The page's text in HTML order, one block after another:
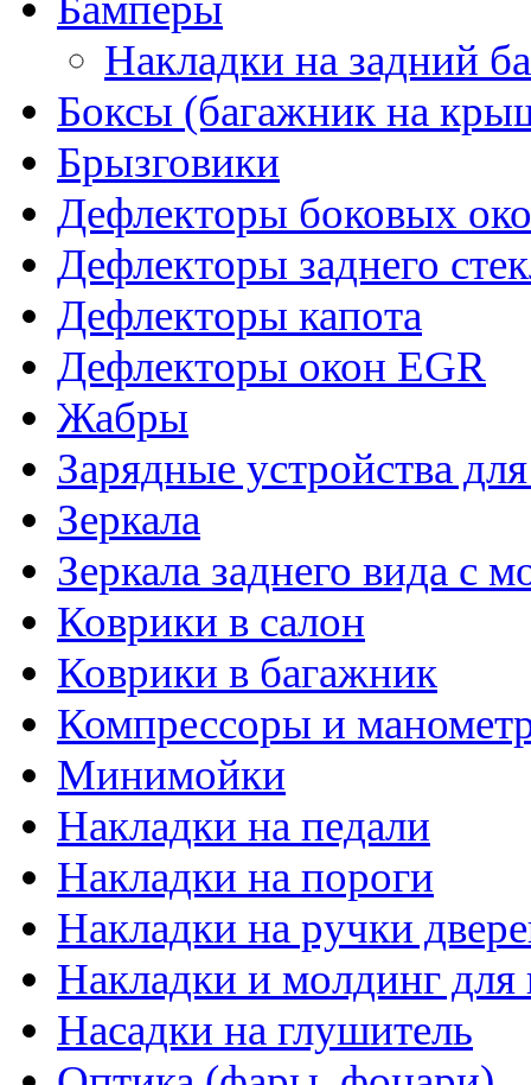
Накладки на задний
Боксы (багажник на
Брызговики
Дефлекторы боковых
Дефлекторы заднего
Дефлекторы капота
Дефлекторы окон EGR
Жабры
Зарядные устройства
Зеркала
Зеркала заднего вида с
Коврики в салон
Коврики в багажник
Компрессоры и
Минимойки
Накладки на педали
Накладки на пороги
Накладки на ручки
Накладки и молдинг для
Насадки на глушитель